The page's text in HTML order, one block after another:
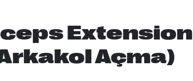
Extension
Açma)